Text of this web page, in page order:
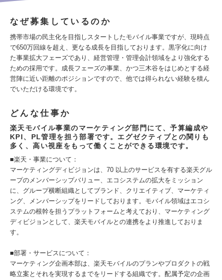
なぜ募集しているのか
携帯市場の民主化を目指しスタートしたモバイル事業ですが、現時点
で650万回線を超え、更なる成長を目指しております。黒字化に向け
た事業拡大フェーズであり、経営管理・管理会計領域をより強化する
ための採用です。成長フェーズの事業、かつ三木谷をはじめとする経
営陣に近い距離のポジションですので、他では得られない経験を積ん
でいただける環境です。
どんな仕事か
楽天モバイル事業のマーケティング部門にて、予算編成や
KPI、PL管理を担う部署です。エグゼクティブとの関りも
多く、高い視座をもって働くことができる環境です。
■楽天・事業について：
マーケティングディビジョンは、70 以上のサービスを有する楽天グル
ープのメンバーシップバリュー、エコシステムの拡大をミッション
に、グループ横断組織としてブランド、クリエイティブ、マーケティ
ング、メンバーシップをリードしております。モバイル領域はエコシ
ステムの根幹を担うプラットフォームと考えており、マーケティング
ディビジョンとして、楽天モバイルとの連携をより推進しておりま
す。
■部署・サービスについて：
マーケティング企画本部は、楽天モバイルのプランやプロダクトの戦
略立案とそれを実現するまでをリードする組織です。配属予定の企画